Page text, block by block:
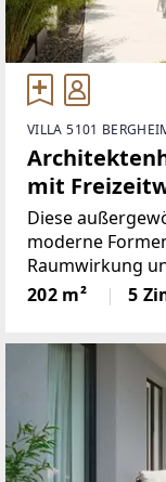
VILLA 5101
mit
Diese
moderne
Raumwirkung
Wohnkonzept,
selten zu
202 m² 5